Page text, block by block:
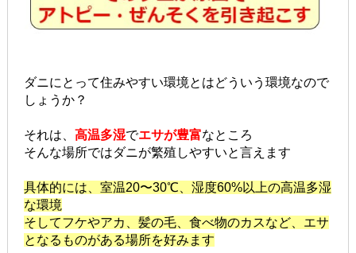
ダニにとって住みやすい環境とはどういう環境なので
しょうか？
それは、 高温多湿でエサが豊富なところ
そんな場所ではダニが繁殖しやすいと言えます
具体的には、室温20〜30℃、湿度60%以上の高温多湿
な環境
そしてフケやアカ、髪の毛、食べ物のカスなど、エサ
となるものがある場所を好みます